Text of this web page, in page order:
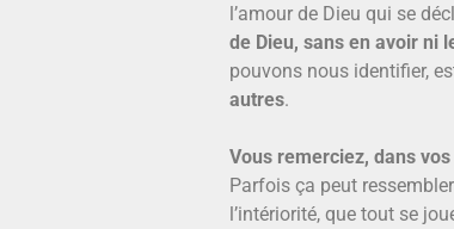
l’amour de Dieu qui se
de Dieu, sans en avoir ni
pouvons nous identifier,
autres.
Vous remerciez, dans
Parfois ça peut
l’intériorité, que tout se